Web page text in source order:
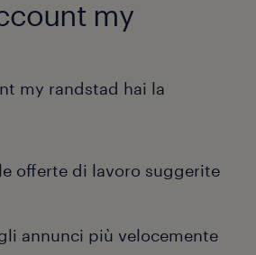
my
my randstad hai la
offerte di lavoro suggerite
annunci più velocemente